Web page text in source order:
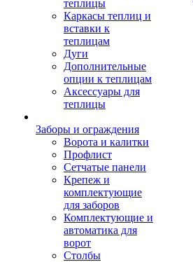
теплицы
Каркасы теплиц и
вставки к
теплицам
Дуги
Дополнительные
опции к теплицам
Аксессуары для
теплицы
Заборы и ограждения
Ворота и калитки
Профлист
Сетчатые панели
Крепеж и
комплектующие
для заборов
Комплектующие и
автоматика для
ворот
Столбы